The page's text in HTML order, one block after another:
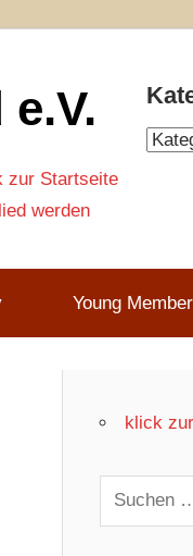
zur Startseite
werden
Young
klick
Suchen
nach: